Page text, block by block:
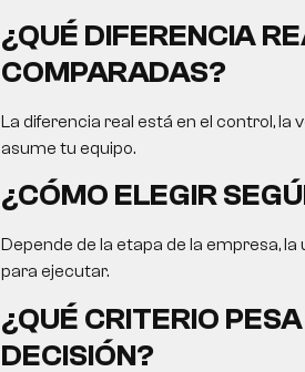
¿QUÉ DIFERENCIA
COMPARADAS?
La diferencia real está en el control, la
asume tu equipo.
¿CÓMO ELEGIR
Depende de la etapa de la empresa,
para ejecutar.
¿QUÉ CRITERIO
DECISIÓN?